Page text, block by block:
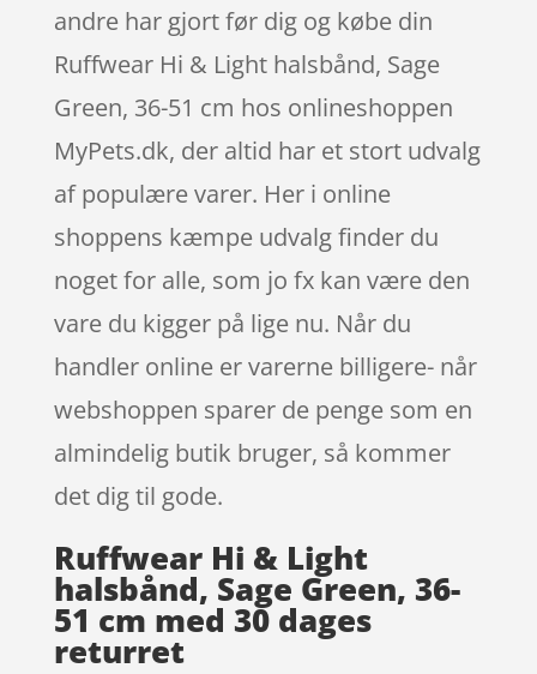
andre har gjort før dig og købe din
Ruffwear Hi & Light halsbånd, Sage
Green, 36-51 cm hos onlineshoppen
MyPets.dk, der altid har et stort udvalg
af populære varer. Her i online
shoppens kæmpe udvalg finder du
noget for alle, som jo fx kan være den
vare du kigger på lige nu. Når du
handler online er varerne billigere- når
webshoppen sparer de penge som en
almindelig butik bruger, så kommer
det dig til gode.
Ruffwear Hi & Light
halsbånd, Sage Green, 36-
51 cm med 30 dages
returret